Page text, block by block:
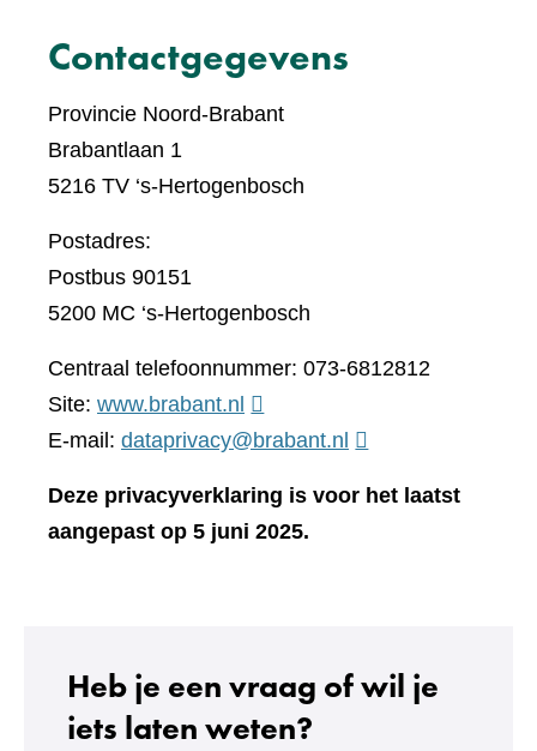
Contactgegevens
Provincie Noord-Brabant
Brabantlaan 1
5216 TV ‘s-Hertogenbosch
Postadres:
Postbus 90151
5200 MC ‘s-Hertogenbosch
Centraal telefoonnummer: 073-6812812
Site: www.brabant.nl (verwijst
naar
andere
E-mail: dataprivacy@brabant.nl
Deze privacyverklaring is voor het laatst
aangepast op 5 juni 2025.
Heb je een vraag of wil je
iets laten weten?